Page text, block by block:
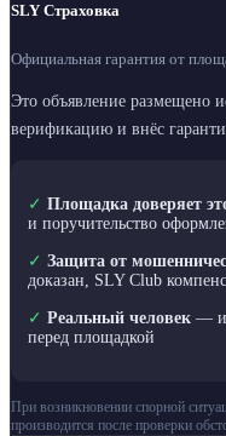
SLY Страховка
Официальная гарантия от
Это объявление размещено
верификацию и внёс
✓ Площадка доверяет
и поручительство
✓ Защита от
доказан, SLY Club
✓ Реальный человек —
перед площадкой
При возникновении спорной
производится после проверки